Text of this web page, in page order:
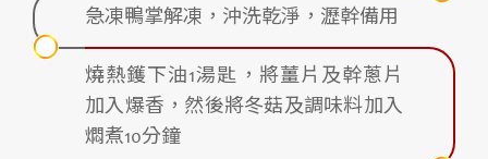
急凍鴨掌解凍，沖洗乾淨，瀝幹備用
燒熱鑊下油1湯匙，將薑片及幹蔥片
加入爆香，然後將冬菇及調味料加入
燜煮10分鐘